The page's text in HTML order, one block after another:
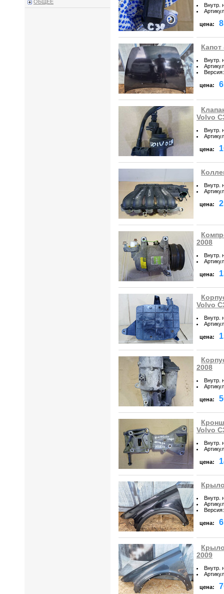
ОБЩЕЕ
Внутр.
Артикул
цена:
Капот
Внутр.
Артикул
Версия:
цена:
Volvo
Внутр.
Артикул
цена:
Внутр.
Артикул
цена:
2008
Внутр.
Артикул
цена:
Volvo
Внутр.
Артикул
цена:
2008
Внутр.
Артикул
цена:
Volvo
Внутр.
Артикул
цена:
Внутр.
Артикул
Версия:
цена:
2009
Внутр.
Артикул
цена: